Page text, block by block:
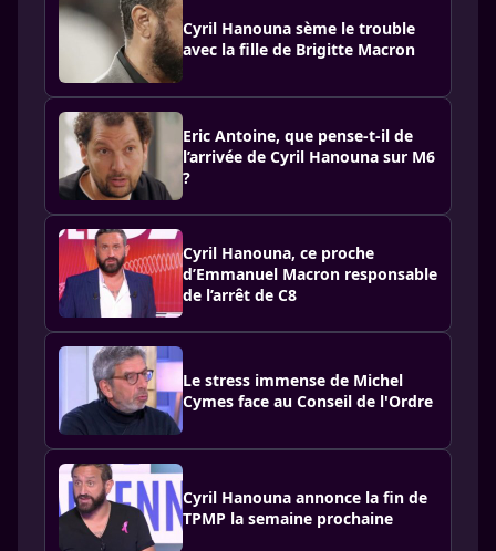
Cyril Hanouna sème le trouble
avec la fille de Brigitte Macron
Eric Antoine, que pense-t-il de
l’arrivée de Cyril Hanouna sur M6
?
Cyril Hanouna, ce proche
d’Emmanuel Macron responsable
de l’arrêt de C8
Le stress immense de Michel
Cymes face au Conseil de l'Ordre
Cyril Hanouna annonce la fin de
TPMP la semaine prochaine